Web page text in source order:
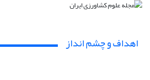
اهداف و چشم انداز